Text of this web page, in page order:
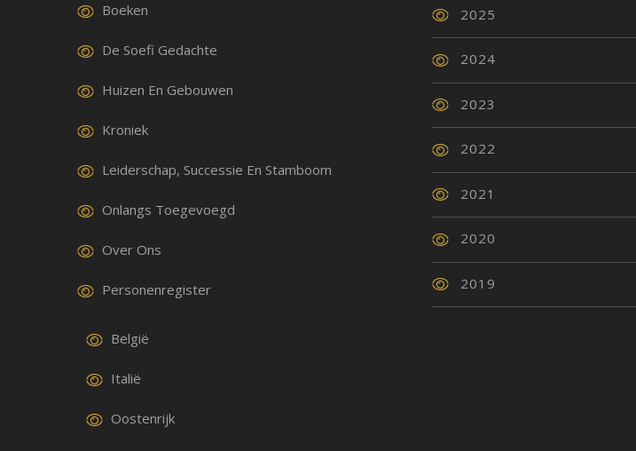
Boeken
De Soefi Gedachte
Huizen En Gebouwen
Kroniek
Leiderschap, Successie En Stamboom
Onlangs Toegevoegd
Over Ons
Personenregister
België
Italië
Oostenrijk
2025
2024
2023
2022
2021
2020
2019